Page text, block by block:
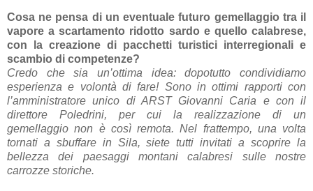
Cosa ne pensa di un eventuale futuro gemellaggio tra il
vapore a scartamento ridotto sardo e quello calabrese,
con la creazione di pacchetti turistici interregionali e
scambio di competenze?
Credo che sia un’ottima idea: dopotutto condividiamo
esperienza e volontà di fare! Sono in ottimi rapporti con
l’amministratore unico di ARST Giovanni Caria e con il
direttore Poledrini, per cui la realizzazione di un
gemellaggio non è così remota. Nel frattempo, una volta
tornati a sbuffare in Sila, siete tutti invitati a scoprire la
bellezza dei paesaggi montani calabresi sulle nostre
carrozze storiche.